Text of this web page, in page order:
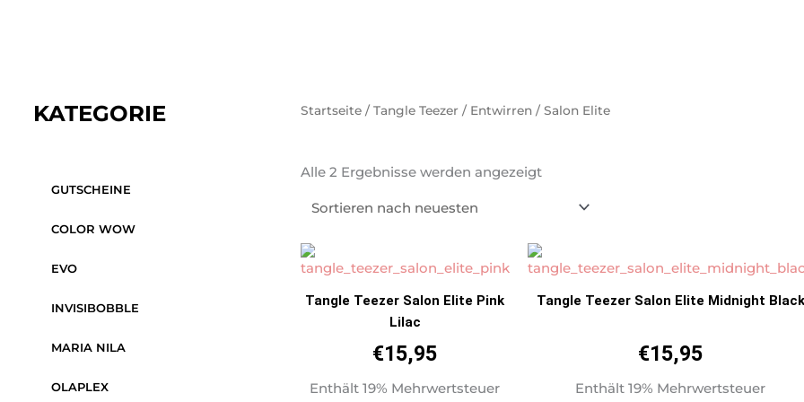
KATEGORIE
GUTSCHEINE
COLOR WOW
EVO
INVISIBOBBLE
MARIA NILA
OLAPLEX
Startseite/ Tangle Teezer / Entwirren/ Salon Elite
Alle 2 Ergebnisse werden angezeigtneuesten
Tangle Teezer Salon Elite Pink
Lilac
€15,95
Enthält 19% Mehrwertsteuer
Tangle Teezer Salon Elite Midnight Black
€15,95
Enthält 19% Mehrwertsteuer